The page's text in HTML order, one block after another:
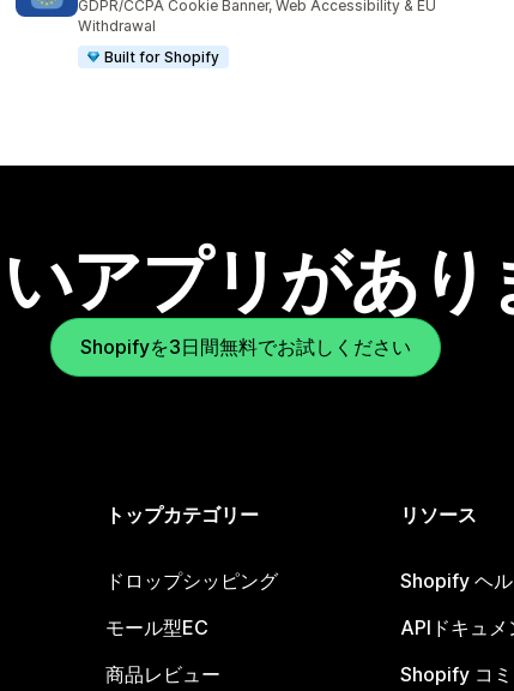
GDPR/CCPA Cookie Banner, Web Accessibility & EU
Withdrawal
Built for Shopify
アプリがあり
Shopifyを3日間無料でお試しください
トップカテゴリー
ドロップシッピング
モール型EC
商品レビュー
リソース
Shopify ヘ
APIドキュメ
Shopify コ